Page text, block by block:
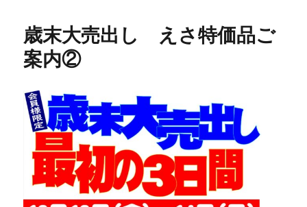
歳末大売出し えさ特価品ご
案内②